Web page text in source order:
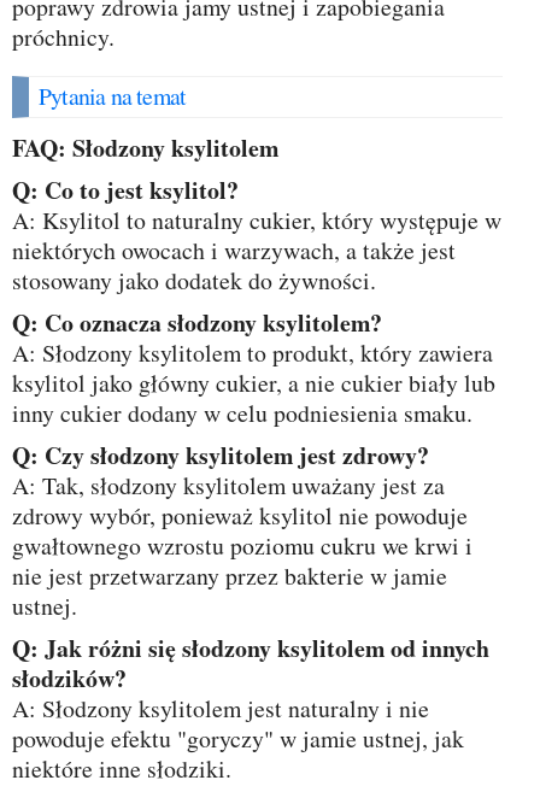
poprawy zdrowia jamy ustnej i zapobiegania
próchnicy.
Pytania na temat
FAQ: Słodzony ksylitolem
Q: Co to jest ksylitol?
A: Ksylitol to naturalny cukier, który występuje w
niektórych owocach i warzywach, a także jest
stosowany jako dodatek do żywności.
Q: Co oznacza słodzony ksylitolem?
A: Słodzony ksylitolem to produkt, który zawiera
ksylitol jako główny cukier, a nie cukier biały lub
inny cukier dodany w celu podniesienia smaku.
Q: Czy słodzony ksylitolem jest zdrowy?
A: Tak, słodzony ksylitolem uważany jest za
zdrowy wybór, ponieważ ksylitol nie powoduje
gwałtownego wzrostu poziomu cukru we krwi i
nie jest przetwarzany przez bakterie w jamie
ustnej.
Q: Jak różni się słodzony ksylitolem od innych
słodzików?
A: Słodzony ksylitolem jest naturalny i nie
powoduje efektu "goryczy" w jamie ustnej, jak
niektóre inne słodziki.